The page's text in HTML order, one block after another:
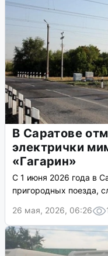
В Саратове
электрички
«Гагарин»
С 1 июня 2026 года в
пригородных поезда,
26 мая, 2026, 06:26